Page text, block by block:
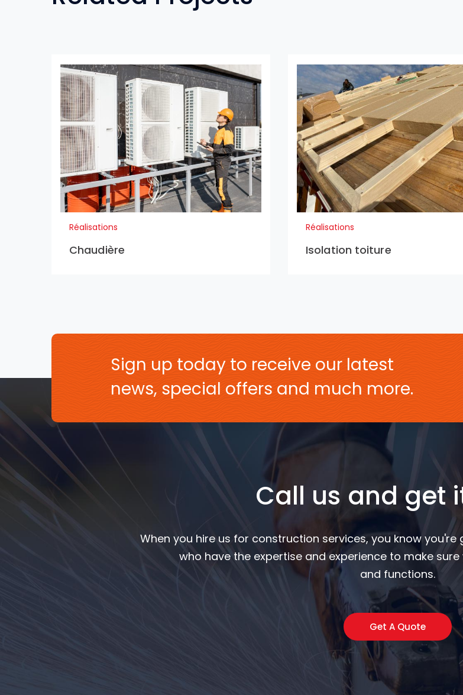
Réalisations
Chaudière
Réalisations
Isolation toiture
Sign up today to receive our latest
news, special offers and much more.
Call us and get
When you hire us for construction services, you know
who have the expertise and experience to make
and functions.
Get A Quote